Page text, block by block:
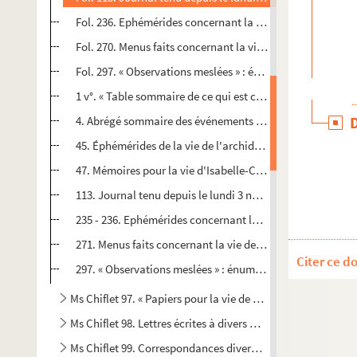
Fol. 236. Ephémérides concernant la vie privée et les
Fol. 270. Menus faits concernant la vie des archiducs
Fol. 297. « Observations meslées » : énumération des
1 v°. « Table sommaire de ce qui est compris en ce volume »
4. Abrégé sommaire des événements survenus aux Pays-
45. Éphémérides de la vie de l'archiduc Albert d'Autriche
47. Mémoires pour la vie d'Isabelle-Claire-Eugénie,
113. Journal tenu depuis le lundi 3 novembre 1625
235 - 236. Ephémérides concernant la vie privée et les
271. Menus faits concernant la vie des archiducs. Petit
297. « Observations meslées » : énumération des
Ms Chiflet 97. « Papiers pour la vie de l'infante Isabelle »
Ms Chiflet 98. Lettres écrites à divers membres de la
Ms Chiflet 99. Correspondances diverses, etc.
Citer ce